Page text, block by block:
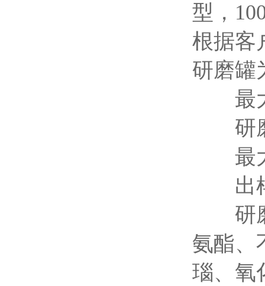
型，
根据客
研磨罐
最大
研磨
最大
出样
研磨
氨酯、
瑙、氧